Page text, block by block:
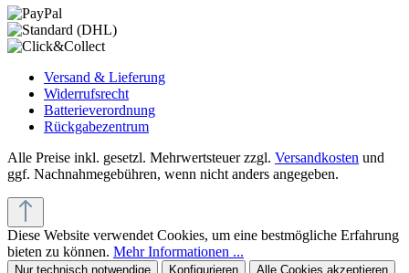
Versand & Lieferung
Widerrufsrecht
Batterieverordnung
Rückgabezentrum
Alle Preise inkl. gesetzl. Mehrwertsteuer zzgl. Versandkosten und
ggf. Nachnahmegebühren, wenn nicht anders angegeben.
Diese Website verwendet Cookies, um eine bestmögliche Erfahrung
bieten zu können. Mehr Informationen ...
Nur technisch notwendige Konfigurieren Alle Cookies akzeptieren